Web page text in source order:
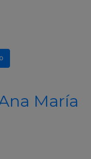
María